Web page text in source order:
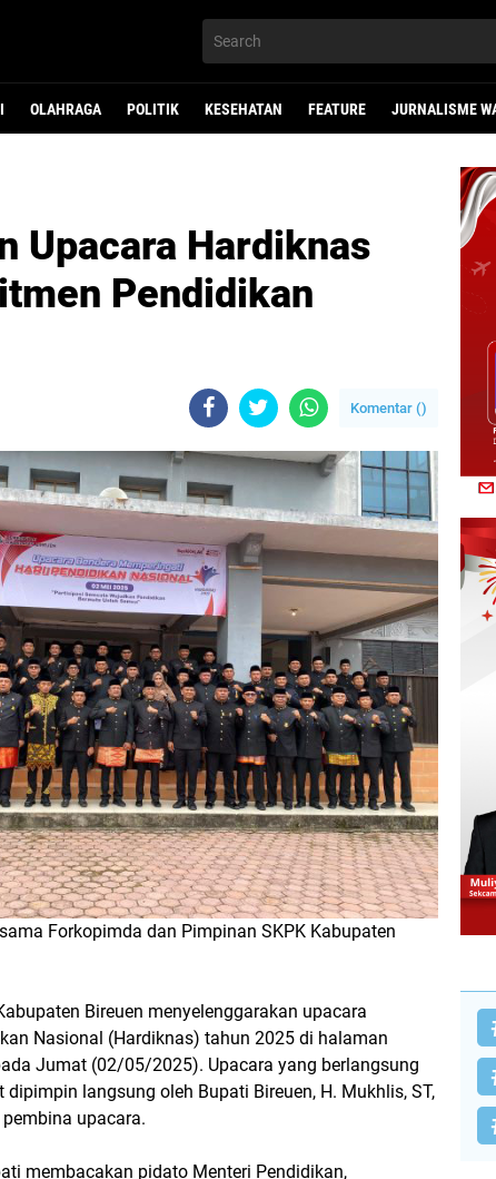
OLAHRAGA POLITIK KESEHATAN FEATURE JURNALISME
Upacara Hardiknas
Pendidikan
Komentar ()
Forkopimda dan Pimpinan SKPK Kabupaten
Bireuen menyelenggarakan upacara
Nasional (Hardiknas) tahun 2025 di halaman
Jumat (02/05/2025). Upacara yang berlangsung
langsung oleh Bupati Bireuen, H. Mukhlis, ST,
upacara.
membacakan pidato Menteri Pendidikan,